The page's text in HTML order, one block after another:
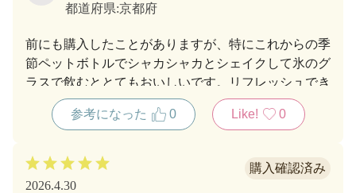
都道府県:京都府
前にも購入したことがありますが、特にこれからの季
節ペットボトルでシャカシャカとシェイクして氷のグ
ラスで飲むととてもおいしいです。リフレッシュでき
ますよ。本当にお茶をそのままいただいている感じで
参考になった 0 Like! 0
2026.4.30